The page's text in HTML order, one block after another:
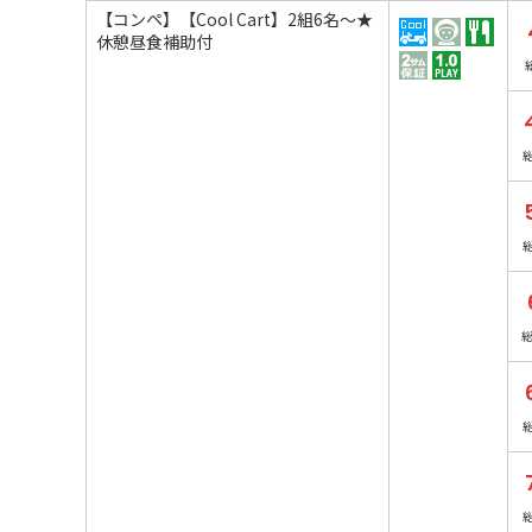
【コンペ】【Cool Cart】2組6名～★
休憩昼食補助付